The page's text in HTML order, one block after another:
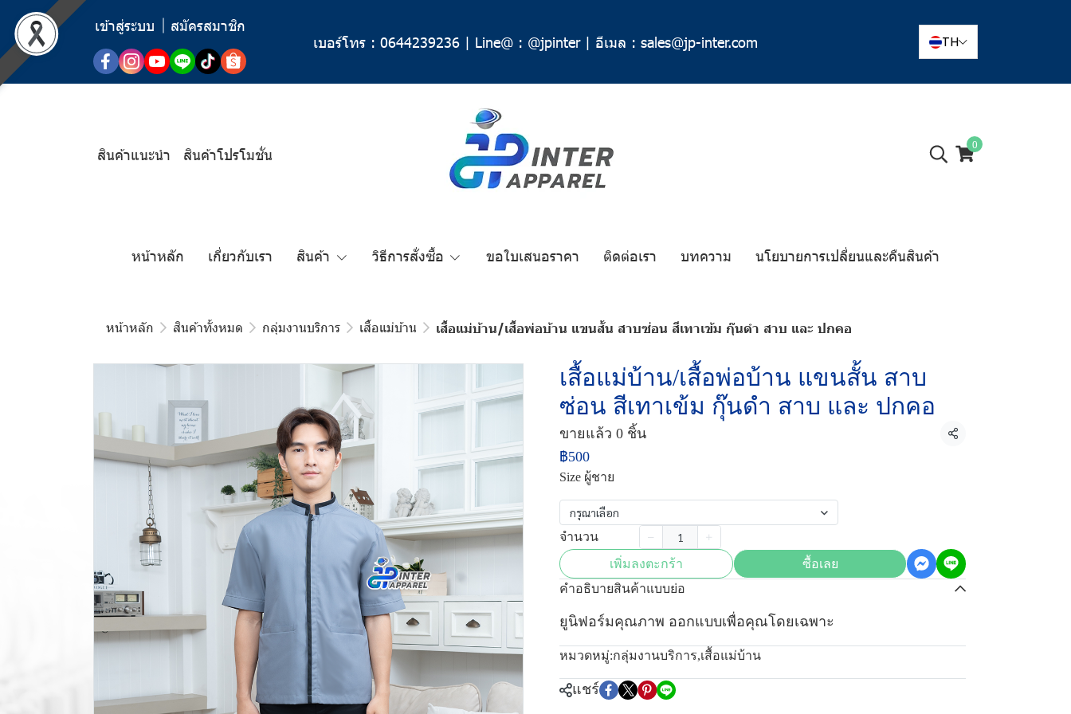
เข้าสู่ระบบ
สมัครสมาชิก
เบอร์โทร : 0644239236 | Line@ : @jpinter| อีเมล : sales@jp-inter.com TH
สินค้าแนะนำ สินค้าโปรโมชั่น
0
หน้าหลัก เกี่ยวกับเรา สินค้า วิธีการสั่งซื้อ ขอใบเสนอราคา ติดต่อเรา บทความ นโยบายการเปลี่ยนและคืนสินค้า
หน้าหลัก สินค้าทั้งหมด กลุ่มงานบริการ เสื้อแม่บ้าน เสื้อแม่บ้าน/เสื้อพ่อบ้าน แขนสั้น สาบซ่อน สีเทาเข้ม กุ๊นดำ สาบ และ ปกคอ
เสื้อแม่บ้าน/เสื้อพ่อบ้าน แขนสั้น สาบ
ซ่อน สีเทาเข้ม กุ๊นดำ สาบ และ ปกคอ
ขายแล้ว 0 ชิ้น แชร์
฿500
Size ผู้ชาย
กรุณาเลือก
จำนวน
เพิ่มลงตะกร้า
ซื้อเลย
คำอธิบายสินค้าแบบย่อ
ยูนิฟอร์มคุณภาพ ออกแบบเพื่อคุณโดยเฉพาะ
หมวดหมู่:กลุ่มงานบริการ,เสื้อแม่บ้าน
แชร์